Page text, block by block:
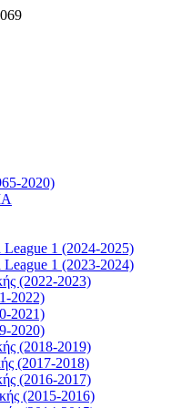
2020)
1 (2024-2025)
1 (2023-2024)
(2022-2023)
2022)
2021)
2020)
(2018-2019)
(2017-2018)
(2016-2017)
(2015-2016)